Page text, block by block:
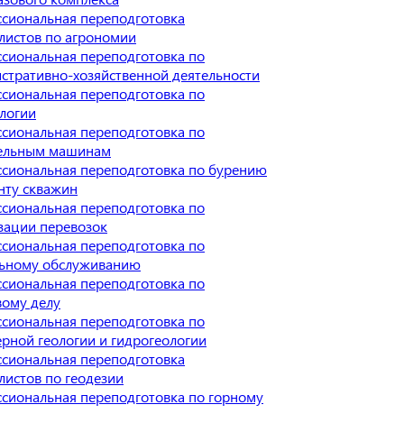
переподготовка
по агрономии
переподготовка по
хозяйственной деятельности
переподготовка по
переподготовка по
машинам
переподготовка по бурению
скважин
переподготовка по
перевозок
переподготовка по
обслуживанию
переподготовка по
делу
переподготовка по
геологии и гидрогеологии
переподготовка
по геодезии
переподготовка по горному